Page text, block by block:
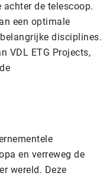
de telescoop.
een optimale
disciplines.
VDL ETG Projects,
en verreweg de
wereld. Deze